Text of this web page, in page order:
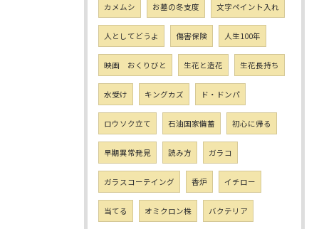
カメムシ お墓の冬支度 文字ペイント入れ
人としてどうよ 傷害保険 人生100年
映画 おくりびと 生花と造花 生花長持ち
水受け キングカズ ド・ドンパ
ロウソク立て 石油国家備蓄 初心に帰る
早期異常発見 読み方 ガラコ
ガラスコーテイング 香炉 イチロー
当てる オミクロン株 バクテリア